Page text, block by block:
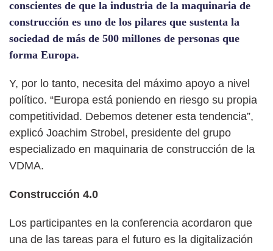
conscientes de que la industria de la maquinaria de
construcción es uno de los pilares que sustenta la
sociedad de más de 500 millones de personas que
forma Europa.
Y, por lo tanto, necesita del máximo apoyo a nivel
político. “Europa está poniendo en riesgo su propia
competitividad. Debemos detener esta tendencia”,
explicó Joachim Strobel, presidente del grupo
especializado en maquinaria de construcción de la
VDMA.
Construcción 4.0
Los participantes en la conferencia acordaron que
una de las tareas para el futuro es la digitalización